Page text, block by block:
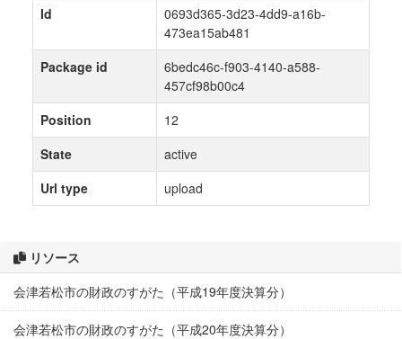
リソース
会津若松市の財政のすがた（平成19年度決算分）
会津若松市の財政のすがた（平成20年度決算分）
Id
0693d365-3d23-4dd9-a16b-
473ea15ab481
Package id
6bedc46c-f903-4140-a588-
457cf98b00c4
Position
12
State
active
Url type
upload